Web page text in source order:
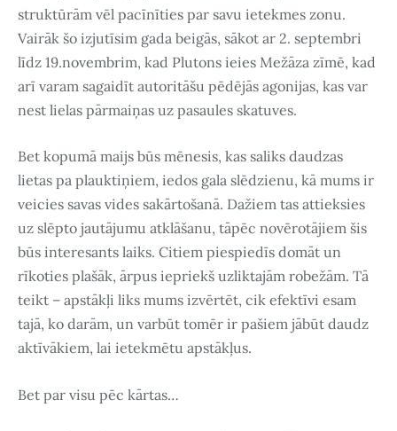
struktūrām vēl pacīnīties par savu ietekmes zonu.
Vairāk šo izjutīsim gada beigās, sākot ar 2. septembri
līdz 19.novembrim, kad Plutons ieies Mežāza zīmē, kad
arī varam sagaidīt autoritāšu pēdējās agonijas, kas var
nest lielas pārmaiņas uz pasaules skatuves.
Bet kopumā maijs būs mēnesis, kas saliks daudzas
lietas pa plauktiņiem, iedos gala slēdzienu, kā mums ir
veicies savas vides sakārtošanā. Dažiem tas attieksies
uz slēpto jautājumu atklāšanu, tāpēc novērotājiem šis
būs interesants laiks. Citiem piespiedīs domāt un
rīkoties plašāk, ārpus iepriekš uzliktajām robežām. Tā
teikt – apstākļi liks mums izvērtēt, cik efektīvi esam
tajā, ko darām, un varbūt tomēr ir pašiem jābūt daudz
aktīvākiem, lai ietekmētu apstākļus.
Bet par visu pēc kārtas…